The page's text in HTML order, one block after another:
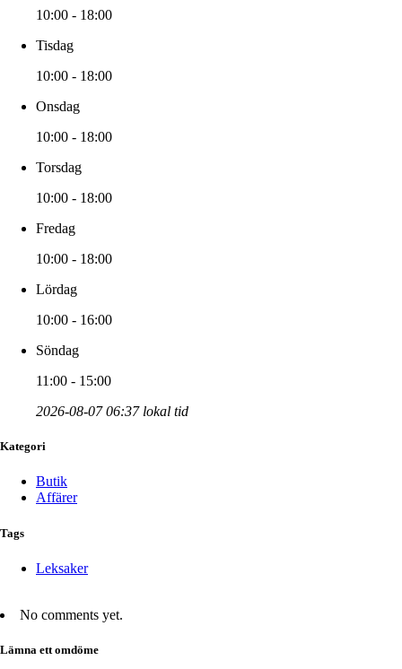
10:00 - 18:00
Tisdag
10:00 - 18:00
Onsdag
10:00 - 18:00
Torsdag
10:00 - 18:00
Fredag
10:00 - 18:00
Lördag
10:00 - 16:00
Söndag
11:00 - 15:00
2026-08-07 06:37 lokal tid
Kategori
Butik
Affärer
Tags
Leksaker
No comments yet.
Lämna ett omdöme